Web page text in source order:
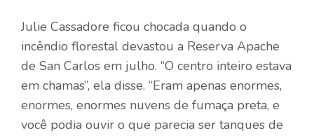
Julie Cassadore ficou chocada quando o
incêndio florestal devastou a Reserva Apache
de San Carlos em julho. “O centro inteiro estava
em chamas”, ela disse. “Eram apenas enormes,
enormes, enormes nuvens de fumaça preta, e
você podia ouvir o que parecia ser tanques de